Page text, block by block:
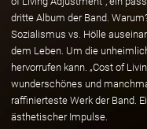
dritte Album der Band.
Sozialismus vs. Hölle
dem Leben. Um die
hervorrufen kann. „Cost of
wunderschönes und
raffinierteste Werk der Band.
ästhetischer Impulse.